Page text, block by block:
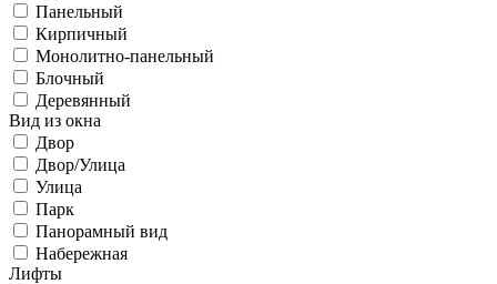
Панельный
Кирпичный
Монолитно-панельный
Блочный
Деревянный
Вид из окна
Двор
Двор/Улица
Улица
Парк
Панорамный вид
Набережная
Лифты